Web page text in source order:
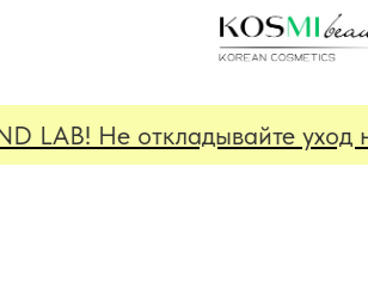
Не откладывайте уход на